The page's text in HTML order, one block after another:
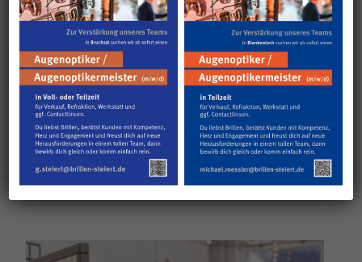
Sie sind auf der Suche nach einer modischen
Brille? Sie benötigen eine ausführliche
Sehberatung? Sie haben Fragen zum Umgang mit
Kontaktlinsen? Dann sind Sie bei Brillen Steiert
in Bruchsal, Stutensee und Kraichtal genau richtig.
Seit über 40 Jahren stehen wir Ihnen rund um das
Thema gutes Sehen mit viel Leidenschaft und
Fachwissen zur Seite und möchten auch weiterhin
Ihr kompetenter Ansprechpartner rund um das